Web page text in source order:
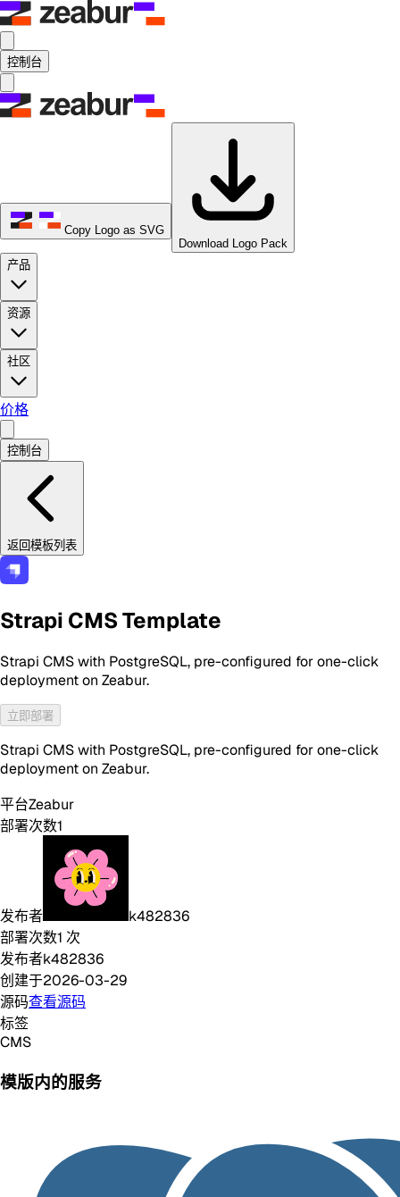
控制台
Copy Logo as SVG
Download Logo Pack
产品
资源
社区
价格
控制台
返回模板列表
Strapi CMS Template
Strapi CMS with PostgreSQL, pre-configured for one-click
deployment on Zeabur.
立即部署
Strapi CMS with PostgreSQL, pre-configured for one-click
deployment on Zeabur.
平台Zeabur
部署次数1
发布者
k482836
部署次数1 次
发布者k482836
创建于2026-03-29
源码查看源码
标签
CMS
模版内的服务